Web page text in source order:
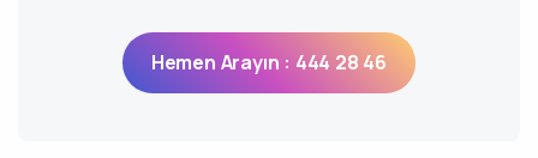
Hemen Arayın : 444 28 46